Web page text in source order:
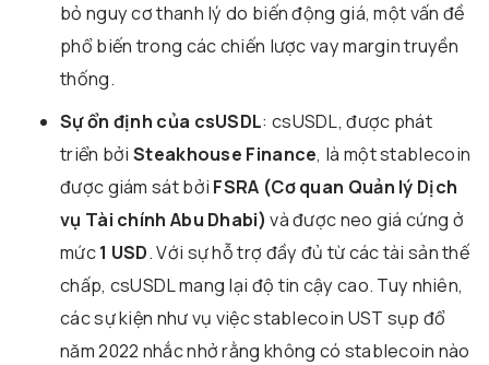
bỏ nguy cơ thanh lý do biến động giá, một vấn đề
phổ biến trong các chiến lược vay margin truyền
thống.
Sự ổn định của csUSDL: csUSDL, được phát
triển bởi Steakhouse Finance, là một stablecoin
được giám sát bởi FSRA (Cơ quan Quản lý Dịch
vụ Tài chính Abu Dhabi) và được neo giá cứng ở
mức1 USD. Với sự hỗ trợ đầy đủ từ các tài sản thế
chấp, csUSDL mang lại độ tin cậy cao. Tuy nhiên,
các sự kiện như vụ việc stablecoin UST sụp đổ
năm 2022 nhắc nhở rằng không có stablecoin nào